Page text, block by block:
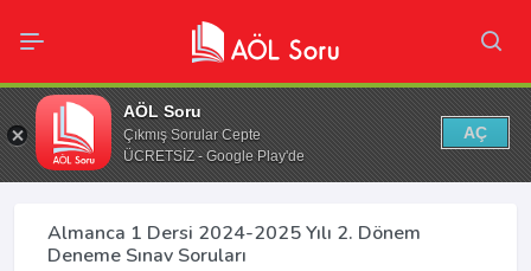
AÖL Soru
Çıkmış Sorular Cepte
ÜCRETSİZ - Google Play'de
AÇ
Almanca 1 Dersi 2024-2025 Yılı 2. Dönem
Deneme Sınav Soruları